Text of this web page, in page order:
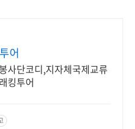
어
사단코디,지자체국제교류
킹투어